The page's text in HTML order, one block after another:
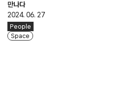
만나다
2024. 06. 27
People
Space